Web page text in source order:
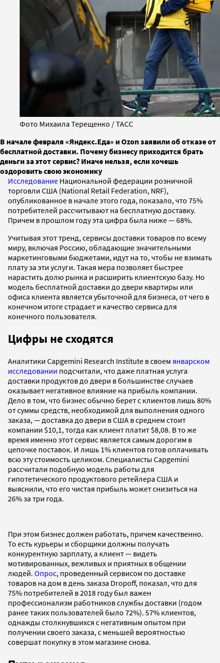
Фото Михаила Терещенко / ТАСС
В начале февраля «Яндекс.Еда» и Ozon заявили об отказе от
бесплатной доставки. Почему бизнесу приходится брать
деньги за этот сервис? Иначе нельзя, если хочешь
оздоровить свою экономику
Исследование Национальной федерации розничной
торговли США (National Retail Federation, NRF),
опубликованное в начале этого года, показало, что 75%
потребителей рассчитывают на бесплатную доставку.
Причем в прошлом году эта цифра была ниже — 68%.
Учитывая этот тренд, сервисы доставки товаров по всему
миру, включая Россию, обладающие значительными
маркетинговыми бюджетами, идут на то, чтобы не взимать
плату за эти услуги. Такая мера позволяет быстрее
нарастить долю рынка и расширить клиентскую базу. Но
модель бесплатной доставки до двери квартиры или
офиса клиента является убыточной для бизнеса, от чего в
конечном итоге страдает и качество сервиса для
конечного пользователя.
Цифры не сходятся
Аналитики Сapgemini Research Institute в своем январском
исследовании подсчитали, что даже платная услуга
доставки продуктов до двери в большинстве случаев
оказывает негативное влияние на прибыль компании.
Дело в том, что бизнес обычно берет с клиентов лишь 80%
от суммы средств, необходимой для выполнения одного
заказа, — доставка до двери в США в среднем стоит
компании $10,1, тогда как клиент платит $8,08. В то же
время именно этот сервис является самым дорогим в
цепочке поставок. И лишь 1% клиентов готов оплачивать
всю эту стоимость целиком. Специалисты Сapgemini
рассчитали подобную модель работы для
гипотетического продуктового ретейлера США и
выяснили, что его чистая прибыль может снизиться на
26% за три года.
При этом бизнес должен работать, причем качественно.
То есть курьеры и сборщики должны получать
конкурентную зарплату, а клиент — видеть
мотивированных, вежливых и приятных в общении
людей. Опрос, проведенный сервисом по доставке
товаров на дом в день заказа Dropoff, показал, что для
75% потребителей в 2018 году был важен
профессионализм работников службы доставки (годом
ранее таких пользователей было 72%). 57% клиентов,
однажды столкнувшихся с негативным опытом при
получении своего заказа, с меньшей вероятностью
совершат покупку в этом магазине снова.